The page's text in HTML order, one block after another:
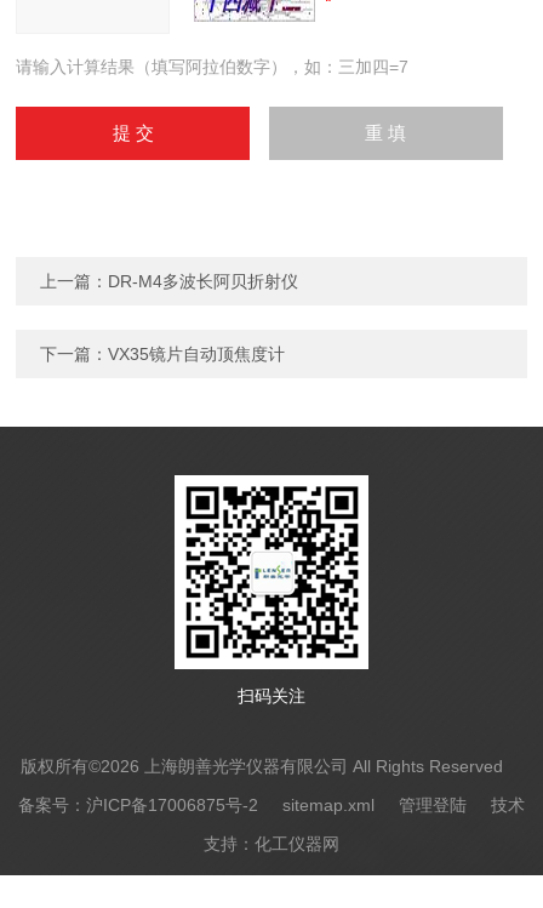
请输入计算结果（填写阿拉伯数字），如：三加四=7
上一篇： DR-M4多波长阿贝折射仪
下一篇：VX35镜片自动顶焦度计
扫码关注
版权所有©2026 上海朗善光学仪器有限公司 All Rights Reserved
备案号：沪ICP备17006875号-2
sitemap.xml 管理登陆技术
支持： 化工仪器网